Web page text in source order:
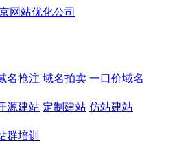
名抢注 域名拍卖 一口价域名
源建站 定制建站 仿站建站
群培训